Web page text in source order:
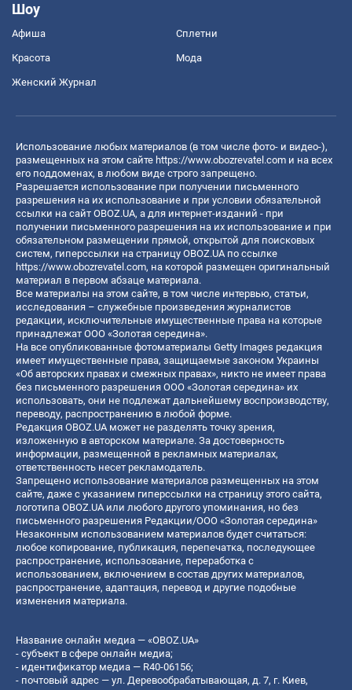
Шоу
Афиша Сплетни
Красота Мода
Женский Журнал
Использование любых материалов (в том числе фото- и видео-),
размещенных на этом сайте https://www.obozrevatel.com и на всех
его поддоменах, в любом виде строго запрещено.
Разрешается использование при получении письменного
разрешения на их использование и при условии обязательной
ссылки на сайт OBOZ.UA, а для интернет-изданий - при
получении письменного разрешения на их использование и при
обязательном размещении прямой, открытой для поисковых
систем, гиперссылки на страницу OBOZ.UA по ссылке
https://www.obozrevatel.com, на которой размещен оригинальный
материал в первом абзаце материала.
Все материалы на этом сайте, в том числе интервью, статьи,
исследования – служебные произведения журналистов
редакции, исключительные имущественные права на которые
принадлежат ООО «Золотая середина».
На все опубликованные фотоматериалы Getty Images редакция
имеет имущественные права, защищаемые законом Украины
«Об авторских правах и смежных правах», никто не имеет права
без письменного разрешения ООО «Золотая середина» их
использовать, они не подлежат дальнейшему воспроизводству,
переводу, распространению в любой форме.
Редакция OBOZ.UA может не разделять точку зрения,
изложенную в авторском материале. За достоверность
информации, размещенной в рекламных материалах,
ответственность несет рекламодатель.
Запрещено использование материалов размещенных на этом
сайте, даже с указанием гиперссылки на страницу этого сайта,
логотипа OBOZ.UA или любого другого упоминания, но без
письменного разрешения Редакции/ООО «Золотая середина»
Незаконным использованием материалов будет считаться:
любое копирование, публикация, перепечатка, последующее
распространение, использование, переработка с
использованием, включением в состав других материалов,
распространение, адаптация, перевод и другие подобные
изменения материала.
Название онлайн медиа — «OBOZ.UA»
- субъект в сфере онлайн медиа;
- идентификатор медиа — R40-06156;
- почтовый адрес — ул. Деревообрабатывающая, д. 7, г. Киев,